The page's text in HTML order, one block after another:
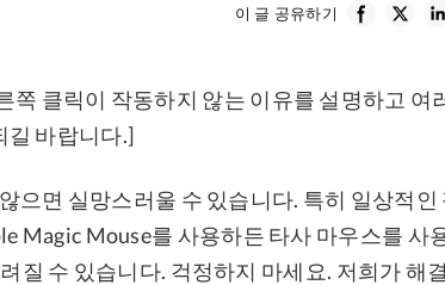
이 글 공유하기
쪽 클릭이 작동하지 않는 이유를 설명하고 여
길 바랍니다.]
으면 실망스러울 수 있습니다. 특히 일상적인
Magic Mouse를 사용하든 타사 마우스를 사
질 수 있습니다. 걱정하지 마세요. 저희가 해